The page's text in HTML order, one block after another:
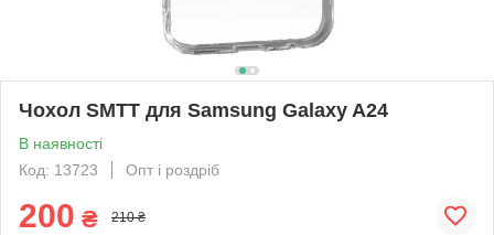
Чохол SMTT для Samsung Galaxy A24
В наявності
Код: 13723
Опт і роздріб
200 ₴ 210 ₴